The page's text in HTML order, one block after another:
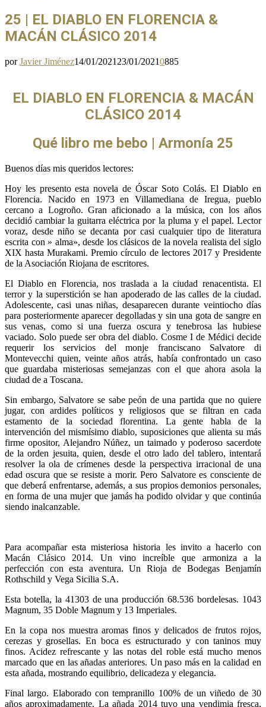
25 | EL DIABLO EN FLORENCIA &
MACÁN CLÁSICO 2014
porJavier Jiménez14/01/2021 23/01/20210885
EL DIABLO EN FLORENCIA & MACÁN
CLÁSICO 2014
Qué libro me bebo | Armonía 25
Buenos días mis queridos lectores:
Hoy les presento esta novela de Óscar Soto Colás. El Diablo en
Florencia. Nacido en 1973 en Villamediana de Iregua, pueblo
cercano a Logroño. Gran aficionado a la música, con los años
decidió cambiar la guitarra eléctrica por la pluma y el papel. Lector
voraz, desde niño se decanta por casi cualquier tipo de literatura
escrita con » alma», desde los clásicos de la novela realista del siglo
XIX hasta Murakami. Premio círculo de lectores 2017 y Presidente
de la Asociación Riojana de escritores.
El Diablo en Florencia, nos traslada a la ciudad renacentista. El
terror y la superstición se han apoderado de las calles de la ciudad.
Adolescente, casi unas niñas, desaparecen durante veintiocho días
para posteriormente aparecer degolladas y sin una gota de sangre en
sus venas, como si una fuerza oscura y tenebrosa las hubiese
vaciado. Solo puede ser obra del diablo. Cosme I de Médici decide
requerir los servicios del monje franciscano Salvatore di
Montevecchi quien, veinte años atrás, había confrontado un caso
que guardaba misteriosas semejanzas con el que ahora asola la
ciudad de a Toscana.
Sin embargo, Salvatore se sabe peón de una partida que no quiere
jugar, con ardides políticos y religiosos que se filtran en cada
estamento de la sociedad florentina. La gente habla de la
intervención del mismísimo diablo, suposiciones que alienta su más
firme opositor, Alejandro Núñez, un taimado y poderoso sacerdote
de la orden jesuita, quien, desde el otro lado del tablero, intentará
resolver la ola de crímenes desde la perspectiva irracional de una
edad oscura que se resiste a morir. Pero Salvatore es consciente de
que deberá enfrentarse, además, a sus propios demonios personales,
en forma de una mujer que jamás ha podido olvidar y que continúa
siendo inalcanzable.
Para acompañar esta misteriosa historia les invito a hacerlo con
Macán Clásico 2014. Un vino increíble que armoniza a la
perfección con esta aventura. Un Rioja de Bodegas Benjamín
Rothschild y Vega Sicilia S.A.
Esta botella, la 41303 de una producción 68.536 bordelesas. 1043
Magnum, 35 Doble Magnum y 13 Imperiales.
En la copa nos muestra aromas finos y delicados de frutos rojos,
cerezas y grosellas. En boca es estructurado y con taninos muy
finos. Acidez refrescante y las notas del roble está mucho menos
marcado que en las añadas anteriores. Un paso más en la calidad en
esta añada, mostrando equilibrio, delicadeza y elegancia.
Final largo. Elaborado con tempranillo 100% de un viñedo de 30
años aproximadamente. La añada 2014 tuvo una vendimia fresca,